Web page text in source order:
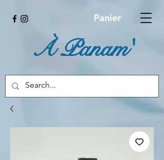
Panier
À Panam'